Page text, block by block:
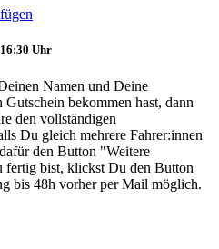
Uhr
Namen und Deine
bekommen hast, dann
den vollständigen
Du gleich mehrere Fahrer:innen
den Button "Weitere
fertig bist, klickst Du den Button
bis 48h vorher per Mail möglich.